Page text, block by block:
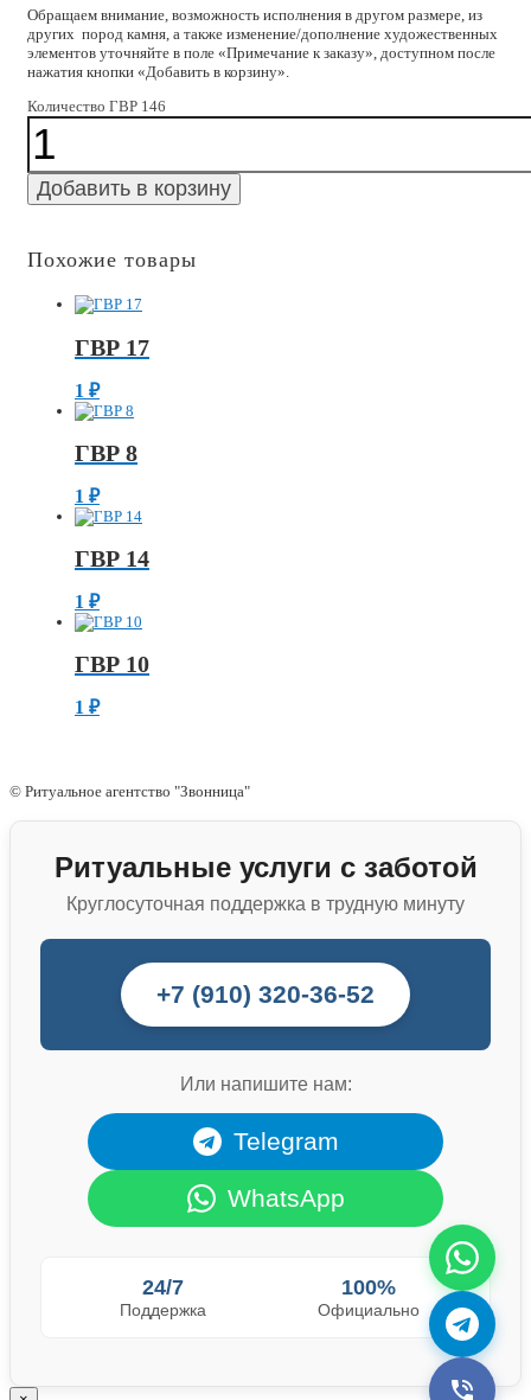
Обращаем внимание, возможность исполнения в другом размере, из
других пород камня, а также изменение/дополнение художественных
элементов уточняйте в поле «Примечание к заказу», доступном после
нажатия кнопки «Добавить в корзину».
Количество ГВР 146
Добавить в корзину
Похожие товары
ГВР 17
1 ₽
ГВР 8
1 ₽
ГВР 14
1 ₽
ГВР 10
1 ₽
© Ритуальное агентство "Звонница"
Ритуальные услуги с заботой
Круглосуточная поддержка в трудную минуту
+7 (910) 320-36-52
Или напишите нам:
Telegram
WhatsApp
24/7
Поддержка
100%
Официально